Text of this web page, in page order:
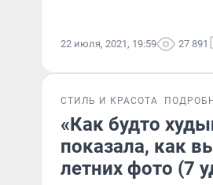
22 июля, 2021, 19:59 27 891
СТИЛЬ И КРАСОТА
«Как будто
показала, как
летних фото (7